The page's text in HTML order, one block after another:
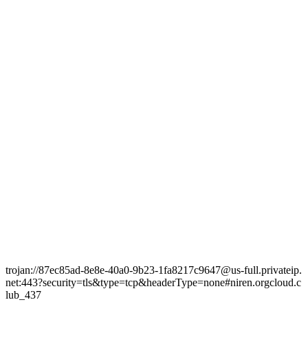
trojan://87ec85ad-8e8e-40a0-9b23-1fa8217c9647@us-full.privateip.
net:443?security=tls&type=tcp&headerType=none#niren.orgcloud.c
lub_437